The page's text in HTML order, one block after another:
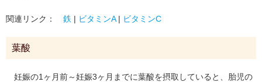
関連リンク： 鉄 | ビタミンA| ビタミンC
葉酸
妊娠の1ヶ月前～妊娠3ヶ月までに葉酸を摂取していると、胎児の